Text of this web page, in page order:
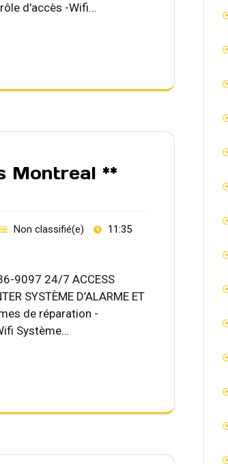
d'accès -Wifi…
Montreal **
Non classifié(e)
11:35
9097 24/7 ACCESS
SYSTÈME D’ALARME ET
de réparation -
Système…